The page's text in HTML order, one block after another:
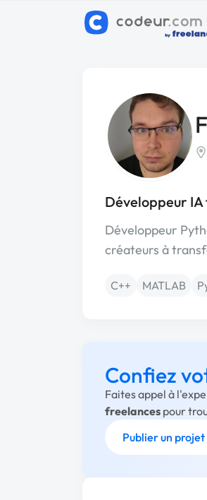
Développeur IA
Développeur
créateurs à
C++ MATLAB
Confiez
Faites appel à
freelances pour
Publier un projet